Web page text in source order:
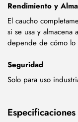
Rendimiento y
El caucho
si se usa y almacena
depende de cómo lo
Seguridad
Solo para uso
Especificaciones